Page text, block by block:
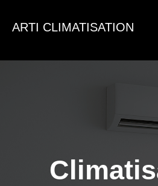
ARTI CLIMATISATION